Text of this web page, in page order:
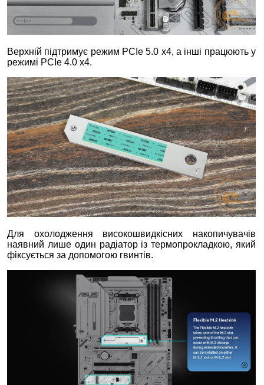
Верхній підтримує режим PCIe 5.0 x4, а інші працюють у
режимі PCIe 4.0 x4.
Для охолодження високошвидкісних накопичувачів
наявний лише один радіатор із термопрокладкою, який
фіксується за допомогою гвинтів.